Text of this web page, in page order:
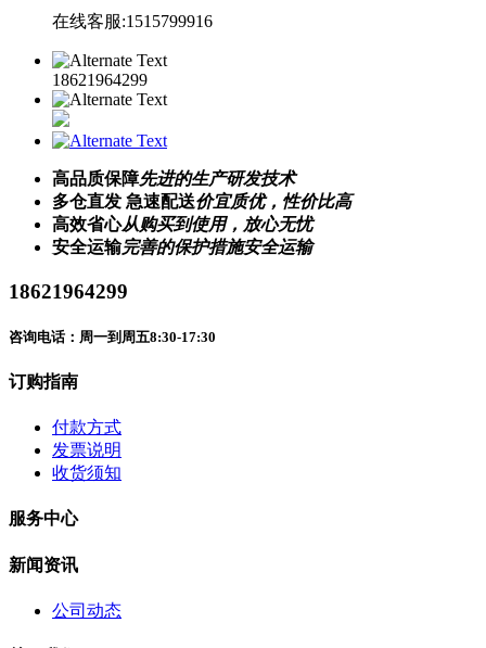
在线客服:1515799916
18621964299
高品质保障先进的生产研发技术
多仓直发 急速配送价宜质优，性价比高
高效省心从购买到使用，放心无忧
安全运输完善的保护措施安全运输
18621964299
咨询电话：周一到周五8:30-17:30
订购指南
付款方式
发票说明
收货须知
服务中心
新闻资讯
公司动态